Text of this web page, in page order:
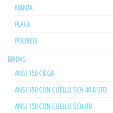
MANTA
PLACA
POLYKEN
BRIDAS
ANSI 150 CIEGA
ANSI 150 CON CUELLO SCH 40 & STD
ANSI 150 CON CUELLO SCH-80